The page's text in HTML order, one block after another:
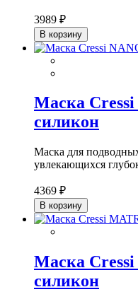
3989 ₽
В корзину
Маска
силикон
Маска для
увлекающихся
4369 ₽
В корзину
Маска
силикон